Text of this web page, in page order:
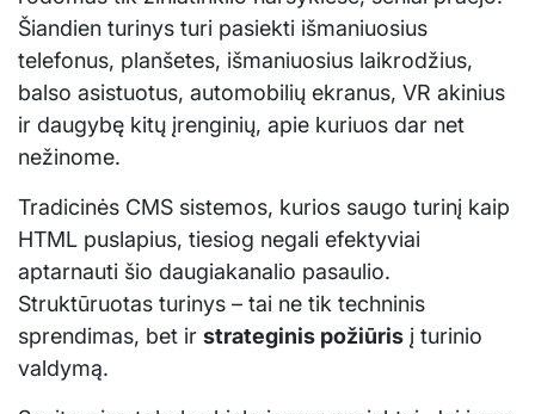
Šiandien turinys turi pasiekti išmaniuosius
telefonus, planšetes, išmaniuosius laikrodžius,
balso asistuotus, automobilių ekranus, VR akinius
ir daugybę kitų įrenginių, apie kuriuos dar net
nežinome.
Tradicinės CMS sistemos, kurios saugo turinį kaip
HTML puslapius, tiesiog negali efektyviai
aptarnauti šio daugiakanalio pasaulio.
Struktūruotas turinys – tai ne tik techninis
sprendimas, bet ir strateginis požiūris į turinio
valdymą.